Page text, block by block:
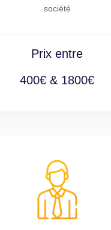
société
Prix entre
400€ & 1800€